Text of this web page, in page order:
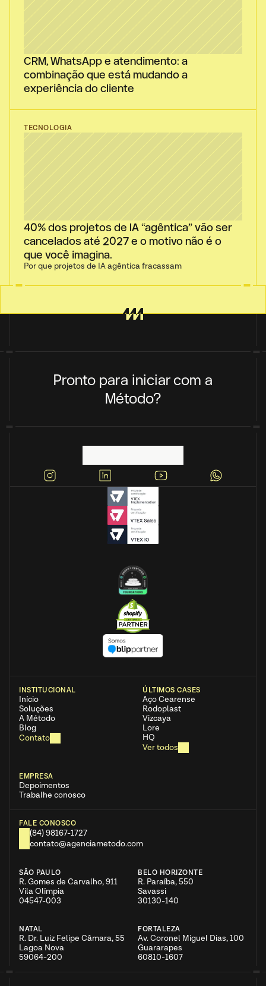
CRM, WhatsApp e atendimento: a
combinação que está mudando a
experiência do cliente
TECNOLOGIA
40% dos projetos de IA “agêntica” vão ser
cancelados até 2027 e o motivo não é o
que você imagina.
Por que projetos de IA agêntica fracassam
Pronto para iniciar com a
Método?
INSTITUCIONAL
Início
Soluções
A Método
Blog
Contato
ÚLTIMOS CASES
Aço Cearense
Rodoplast
Vizcaya
Lore
HQ
Ver todos
EMPRESA
Depoimentos
Trabalhe conosco
FALE CONOSCO
(84) 98167-1727
contato@agenciametodo.com
SÃO PAULO
R. Gomes de Carvalho, 911
Vila Olímpia
04547-003
BELO HORIZONTE
R. Paraíba, 550
Savassi
30130-140
NATAL
R. Dr. Luiz Felipe Câmara, 55
Lagoa Nova
59064-200
FORTALEZA
Av. Coronel Miguel Dias, 100
Guararapes
60810-1607